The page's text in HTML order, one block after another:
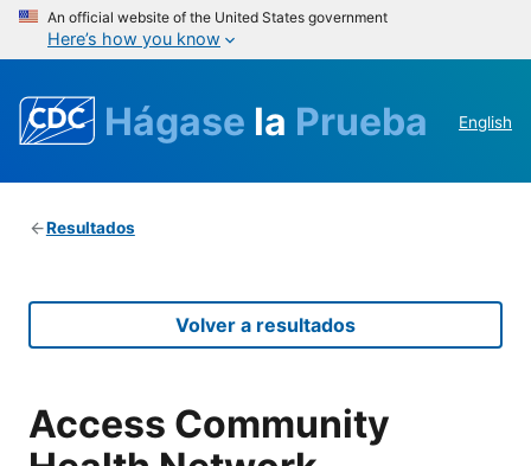
An official website of the United States government
Here’s how you know
Hágase la Prueba English
Resultados
Volver a resultados
Access Community